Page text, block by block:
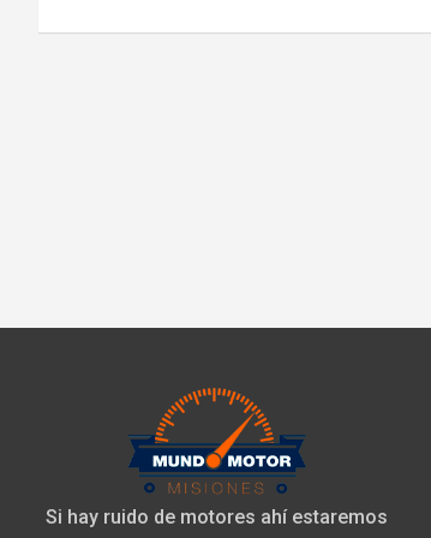
Si hay ruido de motores ahí estaremos